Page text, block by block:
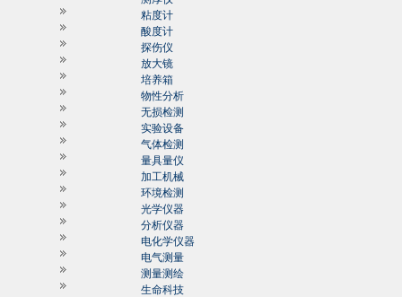
粘度计
酸度计
探伤仪
放大镜
培养箱
物性分析
无损检测
实验设备
气体检测
量具量仪
加工机械
环境检测
光学仪器
分析仪器
电化学仪器
电气测量
测量测绘
生命科技